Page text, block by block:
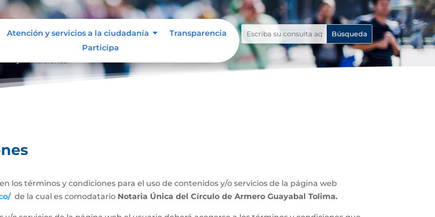
Atención y servicios a la ciudadanía
Transparencia
Participa
los términos y condiciones para el uso de contenidos y/o servicios de la página web
de la cual es comodatario Notaria Única del Círculo de Armero Guayabal Tolima.